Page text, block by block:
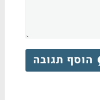
הוסף תגובה